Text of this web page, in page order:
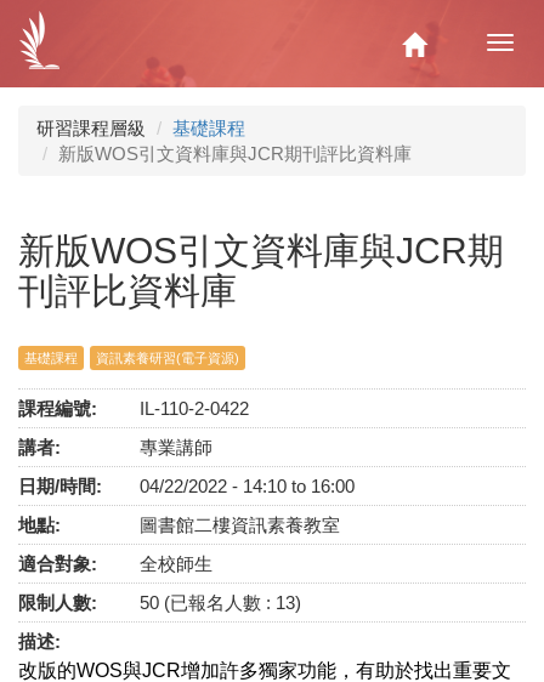
內
Home
研習課程層級
基礎課程
新版WOS引文資料庫與JCR期刊評比資料庫
新版WOS引文資料庫與JCR期
刊評比資料庫
基礎課程 資訊素養研習(電子資源)
課程編號:
IL-110-2-0422
講者:
專業講師
日期/時間:
04/22/2022 - 14:10 to 16:00
地點:
圖書館二樓資訊素養教室
適合對象:
全校師生
限制人數:
50 (已報名人數 : 13)
描述:
改版的WOS與JCR增加許多獨家功能，有助於找出重要文